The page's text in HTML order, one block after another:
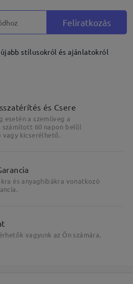
kiemelése
Feliratkozás
stílusokról és ajánlatokról
és Csere
esetén a szemüveg a
60 napon belül
vagy kicserélhető.
és anyaghibákra vonatkozó
vagyunk az Ön számára.